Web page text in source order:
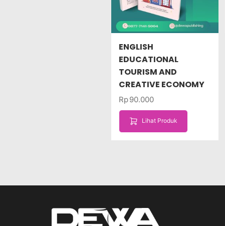
ENGLISH
EDUCATIONAL
TOURISM AND
CREATIVE ECONOMY
Rp90.000
Lihat Produk